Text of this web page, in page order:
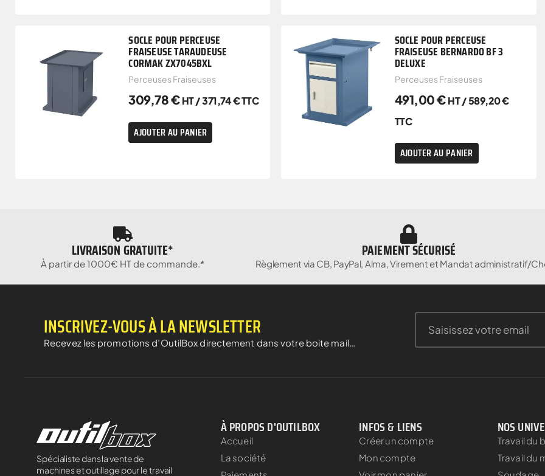
SOCLE POUR PERCEUSE
FRAISEUSE TARAUDEUSE
CORMAK ZX7045BXL
Perceuses Fraiseuses
309,78€ HT /371,74€TTC
AJOUTER AU PANIER
SOCLE POUR PERCEUSE
FRAISEUSE BERNARDO BF 3
DELUXE
Perceuses Fraiseuses
491,00€ HT /589,20€
TTC
AJOUTER AU PANIER
LIVRAISON GRATUITE*
À partir de 1000€ HT de commande.*
PAIEMENT SÉCURISÉ
Règlement via CB, PayPal, Alma, Virement et Mandat administratif/
INSCRIVEZ-VOUS À LA NEWSLETTER
Recevez les promotions d’OutilBox directement dans votre boite mail…
Spécialiste dans la vente de
machines et outillage pour le travail
À PROPOS D'OUTILBOX
Accueil
La société
INFOS & LIENS
Créer un compte
Mon compte
NOS
Travail du
Travail du